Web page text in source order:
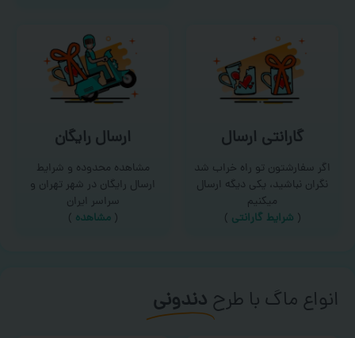
گارانتی ارسال
اگر سفارشتون تو راه خراب شد
نگران نباشید، یکی دیگه ارسال
میکنیم
( شرایط گارانتی )
ارسال رایگان
مشاهده محدوده و شرایط
ارسال رایگان در شهر تهران و
سراسر ایران
(مشاهده )
انواع ماگ با طرح دندونی